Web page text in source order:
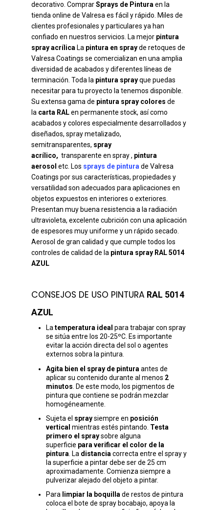
decorativo. ComprarSprays de Pinturaen la
tienda online de Valresa es fácil y rápido. Miles de
clientes profesionales y particulares ya han
confiado en nuestros servicios. La mejor pintura
spray acrílica La pintura en sprayde retoques de
Valresa Coatings se comercializan en una amplia
diversidad de acabados y diferentes líneas de
terminación. Toda la pintura sprayque puedas
necesitar para tu proyecto la tenemos disponible.
Su extensa gama de pintura spray colores de
la carta RALen permanente stock, así como
acabados y colores especialmente desarrollados y
diseñados, spray metalizado,
semitransparentes, spray
acrílico, transparente en spray , pintura
aerosol etc. Los sprays de pinturade Valresa
Coatings por sus características, propiedades y
versatilidad son adecuados para aplicaciones en
objetos expuestos en interiores o exteriores.
Presentan muy buena resistencia a la radiación
ultravioleta, excelente cubrición con una aplicación
de espesores muy uniforme y un rápido secado.
Aerosol de gran calidad y que cumple todos los
controles de calidad de la pintura spray RAL 5014
AZUL
CONSEJOS DE USO PINTURA RAL 5014
AZUL
Latemperatura ideal para trabajar con spray
se sitúa entre los 20-25ºC. Es importante
evitar la acción directa del sol o agentes
externos sobra la pintura.
Agita bien el spray de pintura antes de
aplicar su contenido durante al menos 2
minutos . De este modo, los pigmentos de
pintura que contiene se podrán mezclar
homogéneamente.
Sujeta el spraysiempre en posición
vertical mientras estés pintando. Testa
primero el spraysobre alguna
superficie para verificar el color de la
pintura . La distancia correcta entre el spray y
la superficie a pintar debe ser de 25 cm
aproximadamente. Comienza siempre a
pulverizar alejado del objeto a pintar.
Para limpiar la boquilla de restos de pintura
coloca el bote de spray bocabajo, apoya la